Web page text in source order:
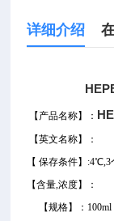
详细介绍
HEPES-
【产品名称】：
【英文名称】
：
【 保存条件】 :4℃,3
【含量,浓度】：
【规格】
：100ml